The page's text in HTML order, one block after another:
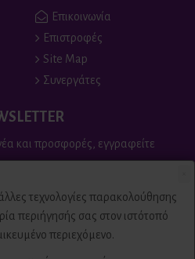
Επικοινωνία
Επιστροφές
Site Map
Συνεργάτες
και προσφορές, εγγραφείτε
Send
τεχνολογίες παρακολούθησης
περιήγησής σας στον ιστότοπό
περιεχόμενο.